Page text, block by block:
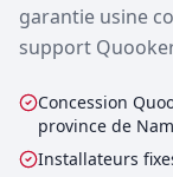
garantie usine
support
Concession
province de
Installateurs